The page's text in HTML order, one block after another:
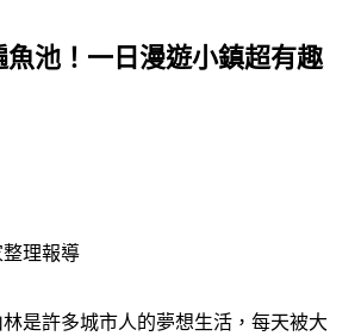
魚池！一日漫遊小鎮超有趣
理報導
是許多城市人的夢想生活，每天被大